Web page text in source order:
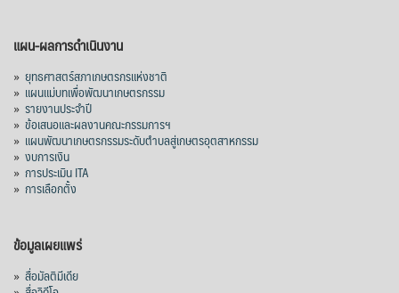
แผน-ผลการดำเนินงาน
» ยุทธศาสตร์สภาเกษตรกรแห่งชาติ
» แผนแม่บทเพื่อพัฒนาเกษตรกรรม
» รายงานประจำปี
» ข้อเสนอและผลงานคณะกรรมการฯ
» แผนพัฒนาเกษตรกรรมระดับตำบลสู่เกษตรอุตสาหกรรม
» งบการเงิน
» การประเมิน ITA
» การเลือกตั้ง
ข้อมูลเผยแพร่
» สื่อมัลติมีเดีย